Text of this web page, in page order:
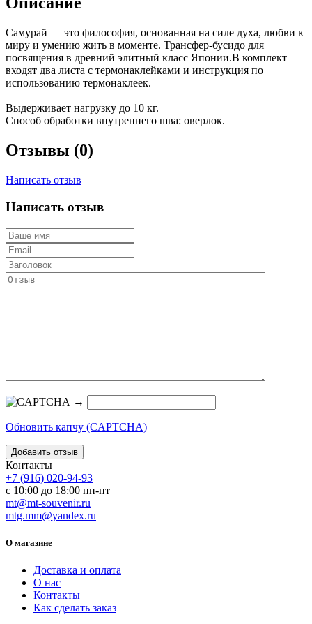
Самурай — это философия, основанная на силе духа, любви к
миру и умению жить в моменте. Трансфер-бусидо для
посвящения в древний элитный класс Японии.В комплект
входят два листа с термонаклейками и инструкция по
использованию термонаклеек.
Выдерживает нагрузку до 10 кг.
Способ обработки внутреннего шва: оверлок.
Отзывы (0)
Написать отзыв
Написать отзыв
→
Обновить капчу (CAPTCHA)
Контакты
+7 (916) 020-94-93
с 10:00 до 18:00 пн-пт
mt@mt-souvenir.ru
mtg.mm@yandex.ru
О магазине
Доставка и оплата
О нас
Контакты
Как сделать заказ